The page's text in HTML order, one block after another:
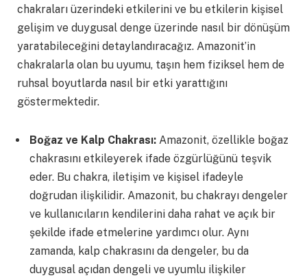
chakraları üzerindeki etkilerini ve bu etkilerin kişisel
gelişim ve duygusal denge üzerinde nasıl bir dönüşüm
yaratabileceğini detaylandıracağız. Amazonit’in
chakralarla olan bu uyumu, taşın hem fiziksel hem de
ruhsal boyutlarda nasıl bir etki yarattığını
göstermektedir.
Boğaz ve Kalp Chakrası: Amazonit, özellikle boğaz
chakrasını etkileyerek ifade özgürlüğünü teşvik
eder. Bu chakra, iletişim ve kişisel ifadeyle
doğrudan ilişkilidir. Amazonit, bu chakrayı dengeler
ve kullanıcıların kendilerini daha rahat ve açık bir
şekilde ifade etmelerine yardımcı olur. Aynı
zamanda, kalp chakrasını da dengeler, bu da
duygusal açıdan dengeli ve uyumlu ilişkiler